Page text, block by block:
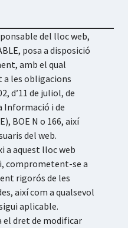
del lloc web,
posa a disposició
amb el qual
les obligacions
d’11 de juliol, de
Informació i de
BOE N o 166, així
del web.
a aquest lloc web
comprometent-se a
rigorós de les
així com a qualsevol
aplicable.
el dret de modificar